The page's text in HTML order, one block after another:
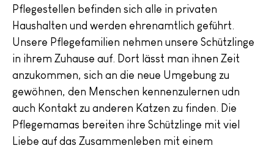
Pflegestellen befinden sich alle in privaten
Haushalten und werden ehrenamtlich geführt.
Unsere Pflegefamilien nehmen unsere Schützlinge
in ihrem Zuhause auf. Dort lässt man ihnen Zeit
anzukommen, sich an die neue Umgebung zu
gewöhnen, den Menschen kennenzulernen udn
auch Kontakt zu anderen Katzen zu finden. Die
Pflegemamas bereiten ihre Schützlinge mit viel
Liebe auf das Zusammenleben mit einem